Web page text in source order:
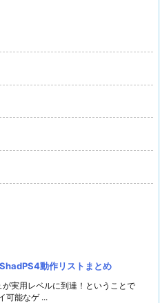
ShadPS4動作リストまとめ
実用レベルに到達！ということで
可能なゲ ...